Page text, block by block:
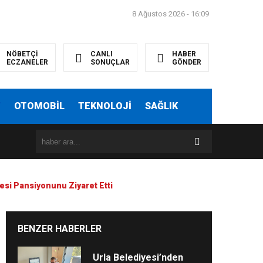
8 Ağustos 2026 - 16:09
NÖBETÇİ
ECZANELER
CANLI
SONUÇLAR
HABER
GÖNDER
OTOMOBİL TEKNOLOJİ SAĞLIK
Pansiyonunu Ziyaret Etti
BENZER HABERLER
Urla Belediyesi’nden